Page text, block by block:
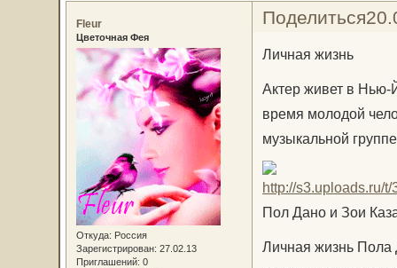
Поделиться
Fleur
Цветочная Фея
Откуда: Россия
Зарегистрирован: 27.02.13
Приглашений: 0
Личная жизнь
Актер живет в Нью-
время молодой
музыкальной
Пол Дано и Зои
Личная жизнь Пола